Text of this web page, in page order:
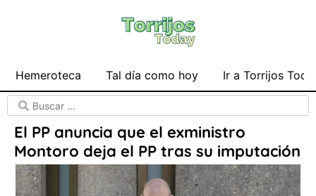
Hemeroteca Tal día como hoy Ir a Torrijos
El PP anuncia que el exministro
Montoro deja el PP tras su imputación